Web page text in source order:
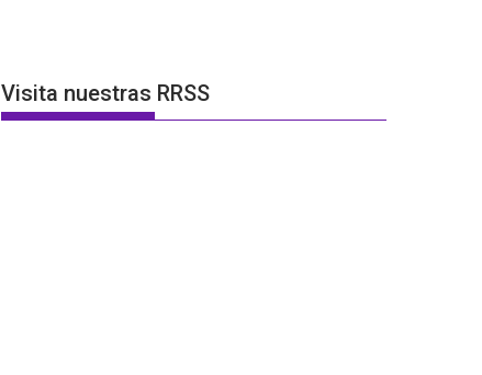
Visita nuestras RRSS